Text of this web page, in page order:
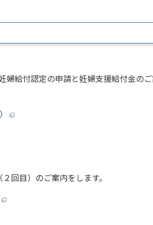
給付認定の申請と妊婦支援給付金の
回目）のご案内をします。